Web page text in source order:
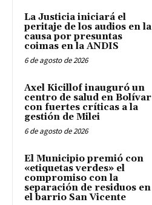
La Justicia iniciará el
peritaje de los audios en la
causa por presuntas
coimas en la ANDIS
6 de agosto de 2026
Axel Kicillof inauguró un
centro de salud en Bolívar
con fuertes críticas a la
gestión de Milei
6 de agosto de 2026
El Municipio premió con
«etiquetas verdes» el
compromiso con la
separación de residuos en
el barrio San Vicente